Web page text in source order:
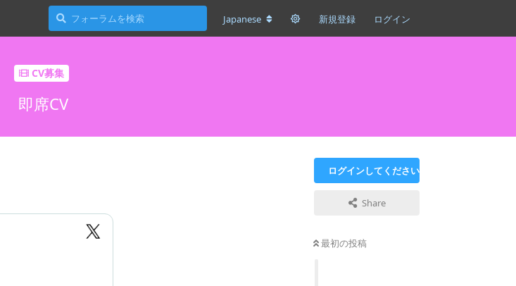
Japanese 新規登録 ログイン
CV募集
即席CV
ログインしてください
Share
最初の投稿